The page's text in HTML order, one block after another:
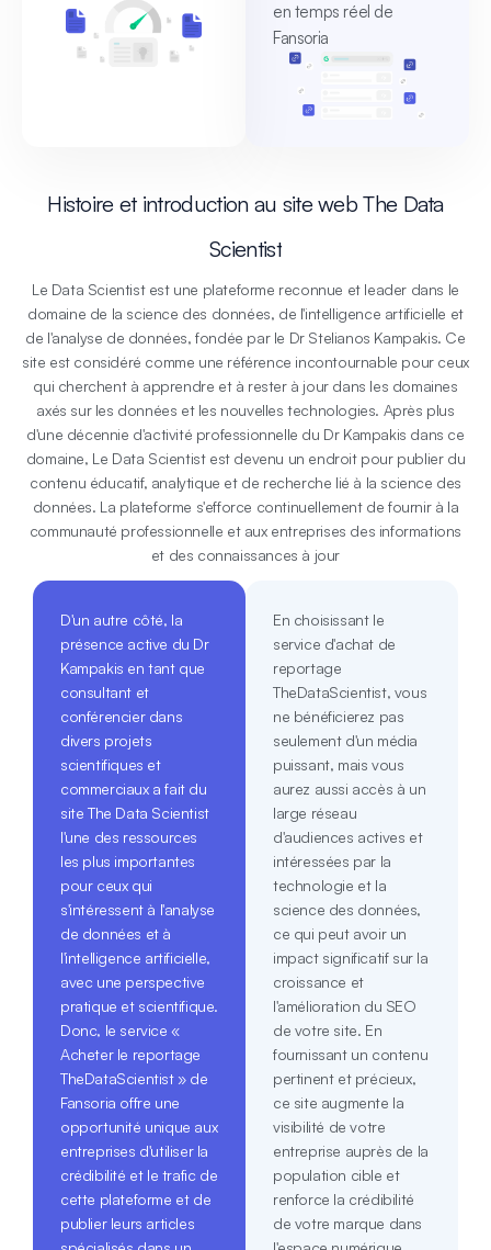
en temps réel de
Fansoria
Histoire et introduction au site web The Data
Scientist
Le Data Scientist est une plateforme reconnue et leader dans le
domaine de la science des données, de l'intelligence artificielle et
de l'analyse de données, fondée par le Dr Stelianos Kampakis. Ce
site est considéré comme une référence incontournable pour ceux
qui cherchent à apprendre et à rester à jour dans les domaines
axés sur les données et les nouvelles technologies. Après plus
d'une décennie d'activité professionnelle du Dr Kampakis dans ce
domaine, Le Data Scientist est devenu un endroit pour publier du
contenu éducatif, analytique et de recherche lié à la science des
données. La plateforme s'efforce continuellement de fournir à la
communauté professionnelle et aux entreprises des informations
et des connaissances à jour
D'un autre côté, la
présence active du Dr
Kampakis en tant que
consultant et
conférencier dans
divers projets
scientifiques et
commerciaux a fait du
site The Data Scientist
l'une des ressources
les plus importantes
pour ceux qui
s'intéressent à l'analyse
de données et à
l'intelligence artificielle,
avec une perspective
pratique et scientifique.
Donc, le service «
Acheter le reportage
TheDataScientist » de
Fansoria offre une
opportunité unique aux
entreprises d'utiliser la
crédibilité et le trafic de
cette plateforme et de
publier leurs articles
En choisissant le
service d'achat de
reportage
TheDataScientist, vous
ne bénéficierez pas
seulement d'un média
puissant, mais vous
aurez aussi accès à un
large réseau
d'audiences actives et
intéressées par la
technologie et la
science des données,
ce qui peut avoir un
impact significatif sur la
croissance et
l'amélioration du SEO
de votre site. En
fournissant un contenu
pertinent et précieux,
ce site augmente la
visibilité de votre
entreprise auprès de la
population cible et
renforce la crédibilité
de votre marque dans